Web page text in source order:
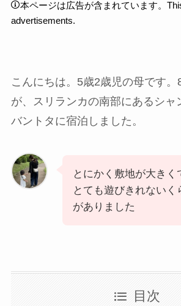
本ページは広告が含まれています。
advertisements.
こんにちは。5歳2歳児の母です。
が、スリランカの南部にあるシャ
バントタに宿泊しました。
とにかく敷地が大きく
とても遊びきれないく
がありました
目次